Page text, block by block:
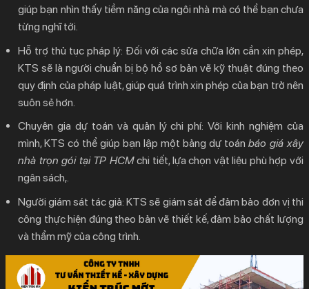
giúp bạn nhìn thấy tiềm năng của ngôi nhà mà có thể bạn chưa
từng nghĩ tới.
Hỗ trợ thủ tục pháp lý: Đối với các sửa chữa lớn cần xin phép,
KTS sẽ là người chuẩn bị bộ hồ sơ bản vẽ kỹ thuật đúng theo
quy định của pháp luật, giúp quá trình xin phép của bạn trở nên
suôn sẻ hơn.
Chuyên gia dự toán và quản lý chi phí: Với kinh nghiệm của
mình, KTS có thể giúp bạn lập một bảng dự toán báo giá xây
nhà trọn gói tại TP HCMchi tiết, lựa chọn vật liệu phù hợp với
ngân sách,.
Người giám sát tác giả: KTS sẽ giám sát để đảm bảo đơn vị thi
công thực hiện đúng theo bản vẽ thiết kế, đảm bảo chất lượng
và thẩm mỹ của công trình.